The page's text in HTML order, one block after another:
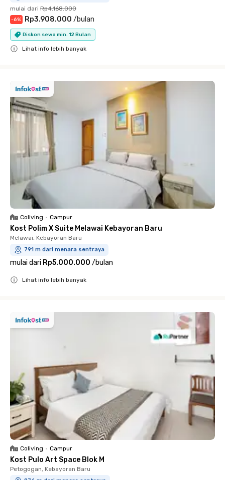
mulai dari Rp4.168.000
-6% Rp3.908.000 /bulan
Diskon sewa min. 12 Bulan
Lihat info lebih banyak
Coliving • Campur
Kost Polim X Suite Melawai Kebayoran Baru
Melawai, Kebayoran Baru
791 m dari menara sentraya
mulai dari Rp5.000.000 /bulan
Lihat info lebih banyak
Coliving • Campur
Kost Pulo Art Space Blok M
Petogogan, Kebayoran Baru